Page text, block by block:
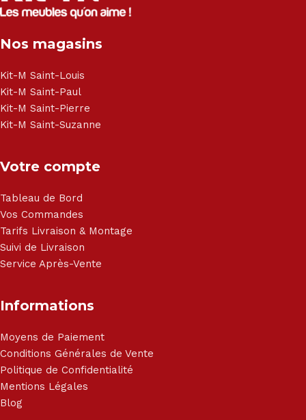
Électroménager - Télévision led - Réfrigérateur -
- Matelas - Hifi Hitachi, LG, Sharp, Philips, Bosh, Moulinex,
Haier, Sony, Cecotec, Westpoint, Dyson.
Nos magasins
Kit-M Saint-Louis
Kit-M Saint-Paul
Kit-M Saint-Pierre
Kit-M Saint-Suzanne
Votre compte
Tableau de Bord
Vos Commandes
Tarifs Livraison & Montage
Suivi de Livraison
Service Après-Vente
Informations
Moyens de Paiement
Conditions Générales de Vente
Politique de Confidentialité
Mentions Légales
Blog